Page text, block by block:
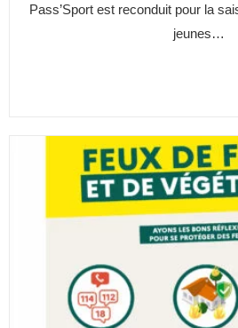
Pass’Sport est reconduit pour la
jeunes…